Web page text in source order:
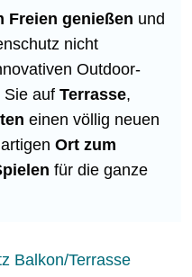
Balkon/Terrasse
Freien genießen und
nicht
Outdoor-
Sie auf Terrasse,
einen völlig neuen
Ort zum
für die ganze